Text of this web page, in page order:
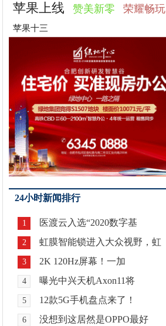
苹果上线 赞美新零 荣耀畅玩
苹果十三
24小时新闻排行
1 医渡云入选“2020数字基
2 虹膜智能锁进入大众视野，虹
3 2K 120Hz屏幕！一加
4 曝光中兴天机Axon11将
5 12款5G手机盘点来了！
6 没想到这居然是OPPO最好